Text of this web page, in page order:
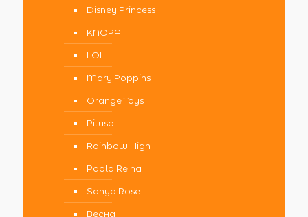
Disney Princess
KNOPA
LOL
Mary Poppins
Orange Toys
Pituso
Rainbow High
Paola Reina
Sonya Rose
Весна